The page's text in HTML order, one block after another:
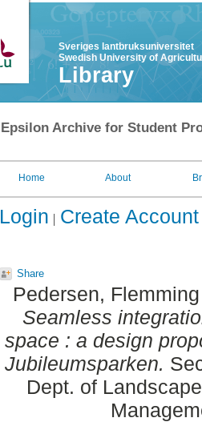
Sveriges lantbruksuniversitet
Swedish University of
Library
Epsilon Archive for Student
Home About
Login Create Account
Share
Pedersen, Flemming
Seamless
space : a design
Jubileumsparken.
Dept. of